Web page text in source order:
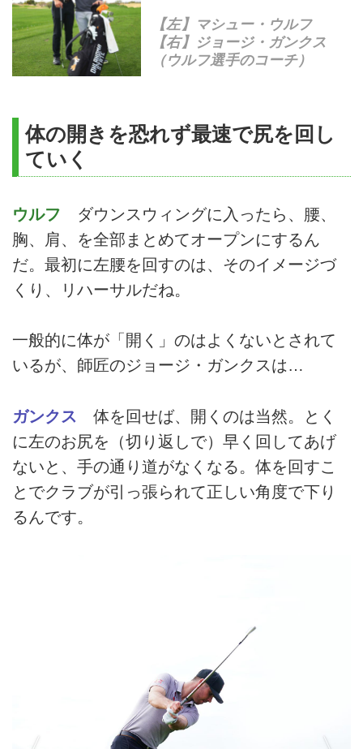
【左】マシュー・ウルフ
【右】ジョージ・ガンクス
（ウルフ選手のコーチ）
体の開きを恐れず最速で尻を回し
ていく
ウルフ ダウンスウィングに入ったら、腰、
胸、肩、を全部まとめてオープンにするん
だ。最初に左腰を回すのは、そのイメージづ
くり、リハーサルだね。
一般的に体が「開く」のはよくないとされて
いるが、師匠のジョージ・ガンクスは…
ガンクス 体を回せば、開くのは当然。とく
に左のお尻を（切り返しで）早く回してあげ
ないと、手の通り道がなくなる。体を回すこ
とでクラブが引っ張られて正しい角度で下り
るんです。